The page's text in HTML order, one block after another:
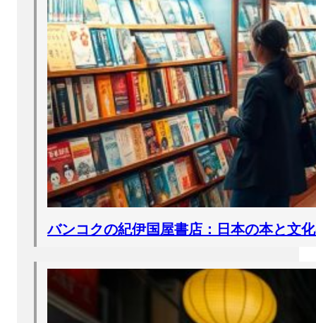
バンコクの紀伊国屋書店：日本の本と文